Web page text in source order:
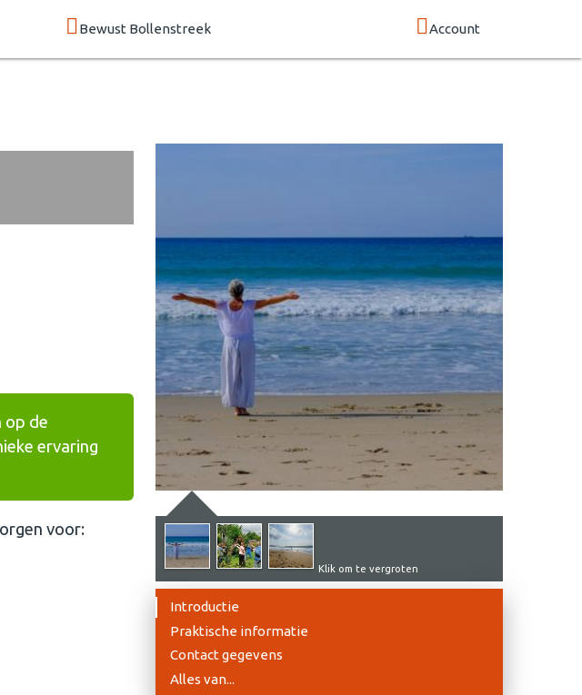
Bewust Bollenstreek Account
op de
ervaring
voor:
Klik om te vergroten
Introductie
Praktische informatie
Contact gegevens
Alles van...